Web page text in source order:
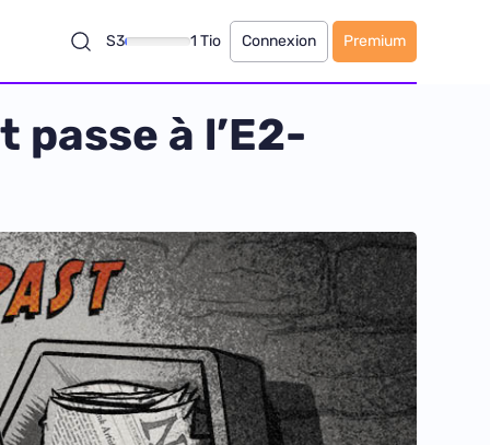
S3 1 Tio Connexion Premium
passe à l’E2-